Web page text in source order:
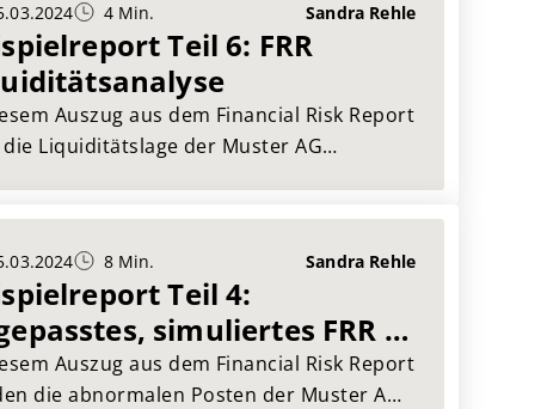
4 Min. Sandra Rehle
Teil 6: FRR
Auszug aus dem Financial Risk Report
Liquiditätslage der Muster AG
Lieferanten.8 Min. Sandra Rehle
Teil 4:
simuliertes FRR –
Posten
Auszug aus dem Financial Risk Report
die abnormalen Posten der Muster AG